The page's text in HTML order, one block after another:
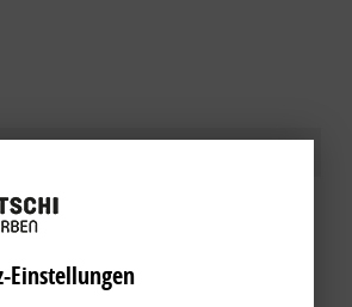
/ Erfahrungen
2 Bewertungen
Einstellungen